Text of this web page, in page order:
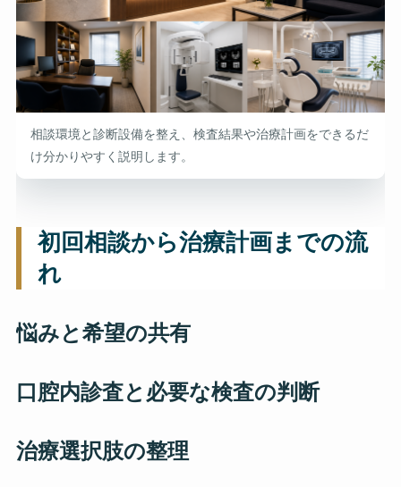
相談環境と診断設備を整え、検査結果や治療計画をできるだ
け分かりやすく説明します。
初回相談から治療計画までの流
れ
悩みと希望の共有
口腔内診査と必要な検査の判断
治療選択肢の整理